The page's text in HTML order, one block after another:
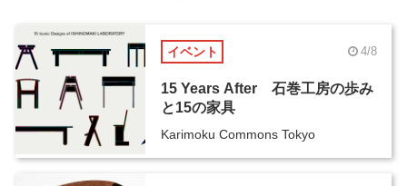
イベント 4/8
15 Years After 石巻工房の歩み
と15の家具
Karimoku Commons Tokyo